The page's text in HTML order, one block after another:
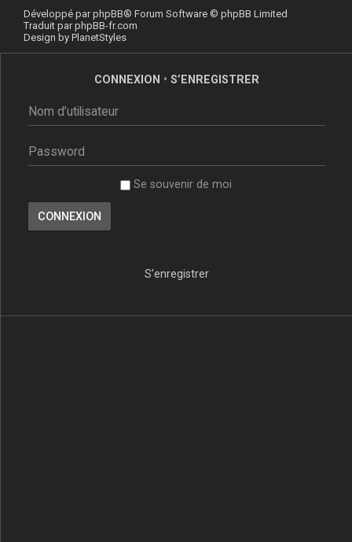
Développé parphpBB® Forum Software © phpBB Limited
Traduit parphpBB-fr.com
Design by PlanetStyles
CONNEXION • S’ENREGISTRER
Se souvenir de moi
S’enregistrer